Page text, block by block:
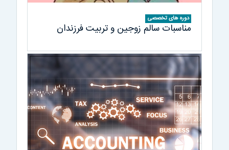
دوره های تخصصی
مناسبات سالم زوجین و تربیت فرزندان